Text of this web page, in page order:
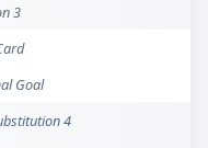
3
Goal
4